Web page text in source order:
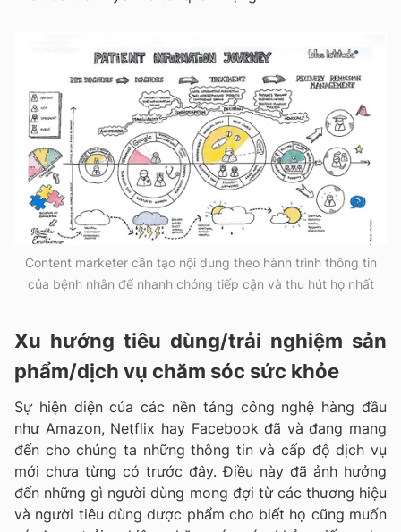
Content marketer cần tạo nội dung theo hành trình thông tin
của bệnh nhân để nhanh chóng tiếp cận và thu hút họ nhất
Xu hướng tiêu dùng/trải nghiệm sản
phẩm/dịch vụ chăm sóc sức khỏe
Sự hiện diện của các nền tảng công nghệ hàng đầu
như Amazon, Netflix hay Facebook đã và đang mang
đến cho chúng ta những thông tin và cấp độ dịch vụ
mới chưa từng có trước đây. Điều này đã ảnh hưởng
đến những gì người dùng mong đợi từ các thương hiệu
và người tiêu dùng dược phẩm cho biết họ cũng muốn